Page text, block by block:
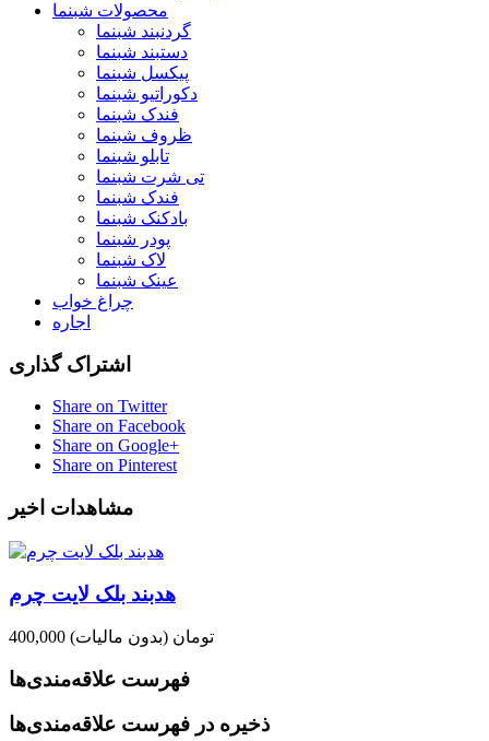
محصولات شبنما
گردنبند شبنما
دستبند شبنما
پیکسل شبنما
دکوراتیو شبنما
فندک شبنما
ظروف شبنما
تابلو شبنما
تی شرت شبنما
فندک شبنما
بادکنک شبنما
پودر شبنما
لاک شبنما
عینک شبنما
چراغ خواب
اجاره
اشتراک گذاری
Share on Twitter
Share on Facebook
Share on Google+
Share on Pinterest
مشاهدات اخیر
هدبند بلک لایت چرم
400,000 تومان (بدون مالیات)
فهرست علاقه‌مندی‌ها
ذخیره در فهرست علاقه‌مندی‌ها